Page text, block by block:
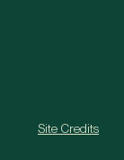
Site Credits